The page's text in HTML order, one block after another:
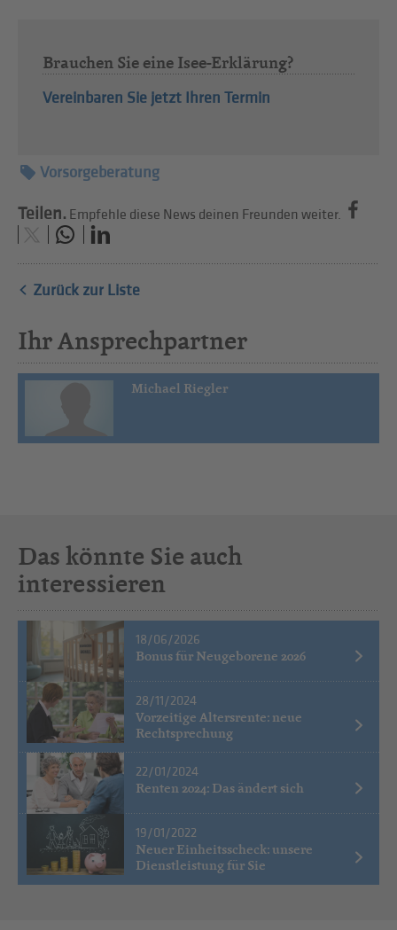
Brauchen Sie eine Isee-Erklärung?
Vereinbaren Sie jetzt Ihren Termin
Vorsorgeberatung
Teilen. Empfehle diese News deinen Freunden weiter.
Zurück zur Liste
Ihr Ansprechpartner
Michael Riegler
Das könnte Sie auch
interessieren
18/06/2026
Bonus für Neugeborene 2026
28/11/2024
Vorzeitige Altersrente: neue
Rechtsprechung
22/01/2024
Renten 2024: Das ändert sich
19/01/2022
Neuer Einheitsscheck: unsere
Dienstleistung für Sie